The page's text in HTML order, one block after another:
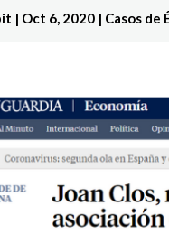
| Oct 6, 2020 | Casos de